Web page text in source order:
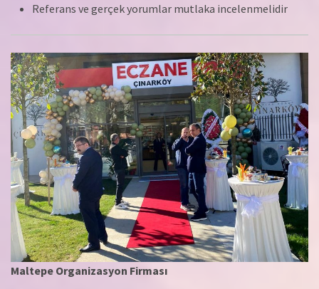
Referans ve gerçek yorumlar mutlaka incelenmelidir
Maltepe Organizasyon Firması